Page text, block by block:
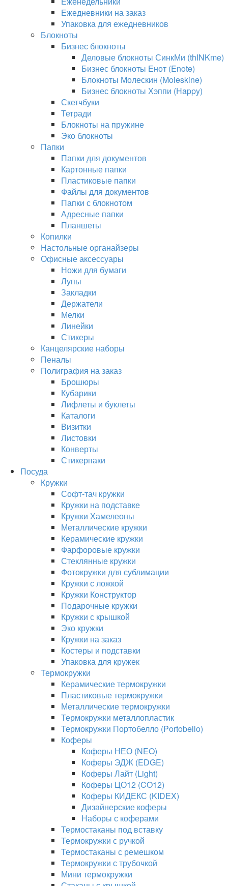
Ежедневники на заказ
Упаковка для ежедневников
Блокноты
Бизнес блокноты
Деловые блокноты СинкМи (thINKme)
Бизнес блокноты Енот (Enote)
Блокноты Молескин (Moleskine)
Бизнес блокноты Хэппи (Happy)
Скетчбуки
Тетради
Блокноты на пружине
Эко блокноты
Папки
Папки для документов
Картонные папки
Пластиковые папки
Файлы для документов
Папки с блокнотом
Адресные папки
Планшеты
Копилки
Настольные органайзеры
Офисные аксессуары
Ножи для бумаги
Лупы
Закладки
Держатели
Мелки
Линейки
Стикеры
Канцелярские наборы
Пеналы
Полиграфия на заказ
Брошюры
Кубарики
Лифлеты и буклеты
Каталоги
Визитки
Листовки
Конверты
Стикерпаки
Посуда
Кружки
Софт-тач кружки
Кружки на подставке
Кружки Хамелеоны
Металлические кружки
Керамические кружки
Фарфоровые кружки
Стеклянные кружки
Фотокружки для сублимации
Кружки с ложкой
Кружки Конструктор
Подарочные кружки
Кружки с крышкой
Эко кружки
Кружки на заказ
Костеры и подставки
Упаковка для кружек
Термокружки
Керамические термокружки
Пластиковые термокружки
Металлические термокружки
Термокружки металлопластик
Термокружки Портобелло (Portobello)
Коферы
Коферы НЕО (NEO)
Коферы ЭДЖ (EDGE)
Коферы Лайт (Light)
Коферы ЦО12 (CO12)
Коферы КИДЕКС (KIDEX)
Дизайнерские коферы
Наборы с коферами
Термостаканы под вставку
Термокружки с ручкой
Термостаканы с ремешком
Термокружки с трубочкой
Мини термокружки